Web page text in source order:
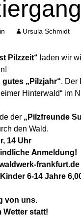
Ursula Schmidt
Pilzzeit“ laden wir
„Pilzjahr“. Der
Hinterwald“ im
der „Pilzfreunde
den Wald.
14 Uhr
Anmeldung!
frankfurt.de
6-14 Jahre
von uns.
Wetter statt!